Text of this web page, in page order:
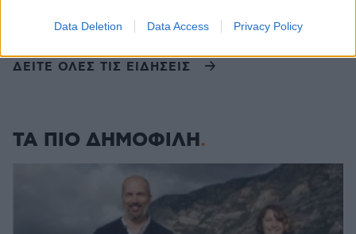
Data Deletion Data Access Privacy Policy
πρακτορείων
ΔΕΙΤΕ ΟΛΕΣ ΤΙΣ ΕΙΔΗΣΕΙΣ
ΤΑ ΠΙΟ ΔΗΜΟΦΙΛΗ